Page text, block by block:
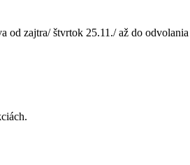
zajtra/ štvrtok 25.11./ až do